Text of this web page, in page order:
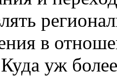
в
Куда уж